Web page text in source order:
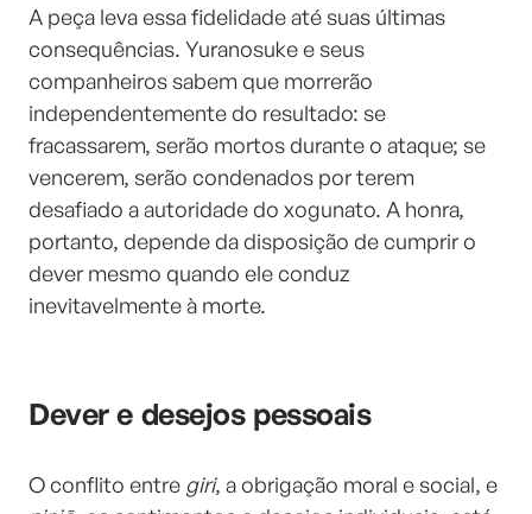
A peça leva essa fidelidade até suas últimas
consequências. Yuranosuke e seus
companheiros sabem que morrerão
independentemente do resultado: se
fracassarem, serão mortos durante o ataque; se
vencerem, serão condenados por terem
desafiado a autoridade do xogunato. A honra,
portanto, depende da disposição de cumprir o
dever mesmo quando ele conduz
inevitavelmente à morte.
Dever e desejos pessoais
O conflito entre giri, a obrigação moral e social, e